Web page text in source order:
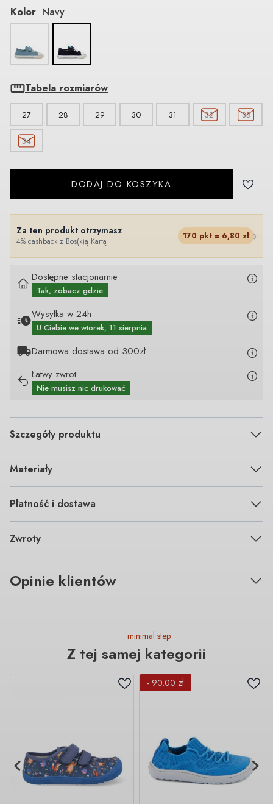
Kolor Navy
Tabela rozmiarów
27 28 29 30 31 32 33
34
DODAJ DO KOSZYKA
Za ten produkt otrzymasz
4% cashback z Bos(k)ą Kartą
170 pkt = 6,80 zł ›
Dostępne stacjonarnie
Tak, zobacz gdzie
Wysyłka w 24h
U Ciebie we wtorek, 11 sierpnia
Darmowa dostawa od 300zł
Łatwy zwrot
Nie musisz nic drukować
Szczegóły produktu
Materiały
Płatność i dostawa
Zwroty
Opinie klientów
minimal step
Z tej samej kategorii
- 90.00 zł